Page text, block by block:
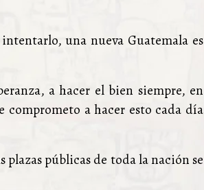
una nueva Guatemala es
a hacer el bien siempre, en
comprometo a hacer esto cada día
públicas de toda la nación se